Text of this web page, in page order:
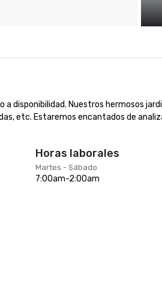
disponibilidad. Nuestros hermosos
etc. Estaremos encantados de
Horas laborales
Martes - Sábado
7:00am-2:00am